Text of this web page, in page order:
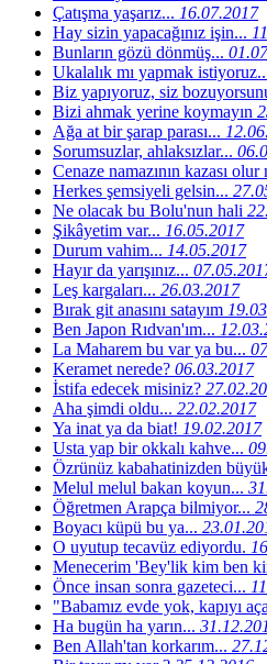
Çatışma yaşarız... 16.07.2017
Hay sizin yapacağınız işin...
Bunların gözü dönmüş...
Ukalalık mı yapmak
Biz yapıyoruz, siz
Bizi ahmak yerine koymayın
Ağa at bir şarap parası...
Sorumsuzlar, ahlaksızlar...
Cenaze namazının kazası olur
Herkes şemsiyeli gelsin...
Ne olacak bu Bolu'nun hali
Şikâyetim var... 16.05.2017
Durum vahim... 14.05.2017
Hayır da yarışınız...
Leş kargaları... 26.03.2017
Bırak git anasını satayım
Ben Japon Rıdvan'ım...
La Maharem bu var ya bu...
Keramet nerede? 06.03.2017
İstifa edecek misiniz?
Aha şimdi oldu... 22.02.2017
Ya inat ya da biat! 19.02.2017
Usta yap bir okkalı kahve...
Özrünüz kabahatinizden
Melul melul bakan koyun...
Öğretmen Arapça bilmiyor...
Boyacı küpü bu ya...
O uyutup tecavüz ediyordu.
Menecerim 'Bey'lik kim ben
Önce insan sonra gazeteci...
"Babamız evde yok, kapıyı
Ha bugün ha yarın...
Ben Allah'tan korkarım...